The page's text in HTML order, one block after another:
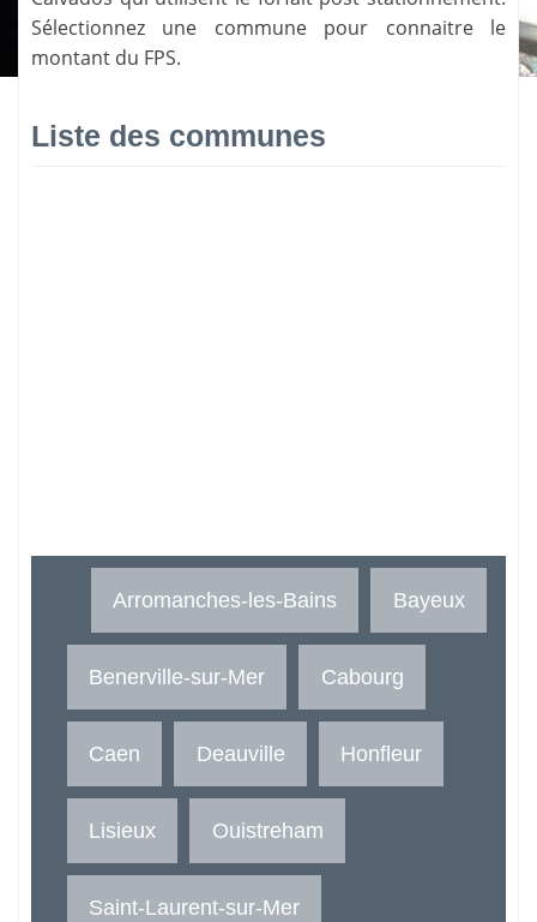
Sélectionnez une commune pour connaitre le
montant du FPS.
Liste des communes
Arromanches-les-Bains Bayeux
Benerville-sur-Mer Cabourg
Caen Deauville Honfleur
Lisieux Ouistreham
Saint-Laurent-sur-Mer